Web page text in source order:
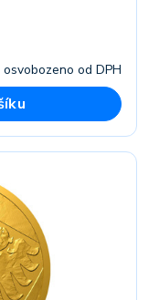
osvobozeno od DPH